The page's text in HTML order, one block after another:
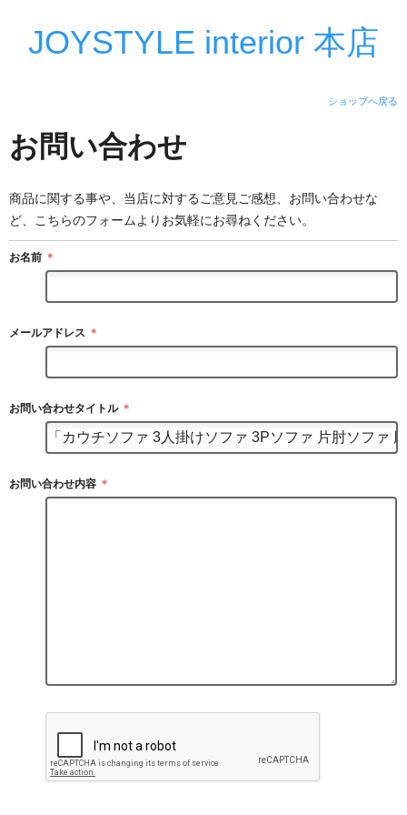
JOYSTYLE interior 本店
ショップへ戻る
お問い合わせ
商品に関する事や、当店に対するご意見ご感想、お問い合わせな
ど、こちらのフォームよりお気軽にお尋ねください。
お名前 ＊
メールアドレス ＊
お問い合わせタイトル ＊
お問い合わせ内容 ＊